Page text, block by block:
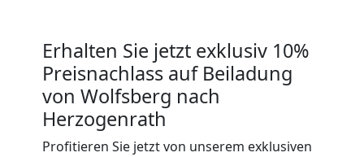
Erhalten Sie jetzt exklusiv 10%
Preisnachlass auf Beiladung
von Wolfsberg nach
Herzogenrath
Profitieren Sie jetzt von unserem exklusiven
Wolfsberg
Tragehilfe